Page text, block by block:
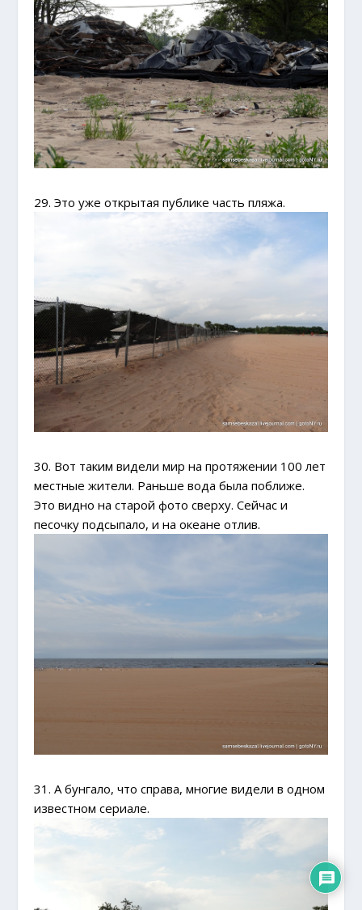
29. Это уже открытая публике часть пляжа.
30. Вот таким видели мир на протяжении 100 лет
местные жители. Раньше вода была поближе.
Это видно на старой фото сверху. Сейчас и
песочку подсыпало, и на океане отлив.
31. А бунгало, что справа, многие видели в одном
известном сериале.